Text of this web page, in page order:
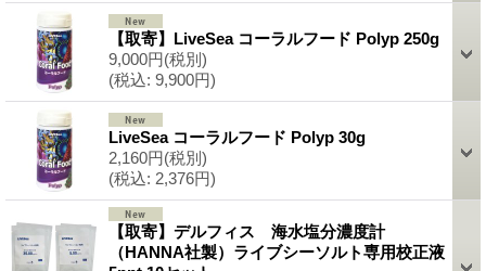
【取寄】LiveSea コーラルフード Polyp 250g
9,000円(税別)
(税込: 9,900円)
LiveSea コーラルフード Polyp 30g
2,160円(税別)
(税込: 2,376円)
【取寄】デルフィス 海水塩分濃度計
（HANNA社製）ライブシーソルト専用校正液